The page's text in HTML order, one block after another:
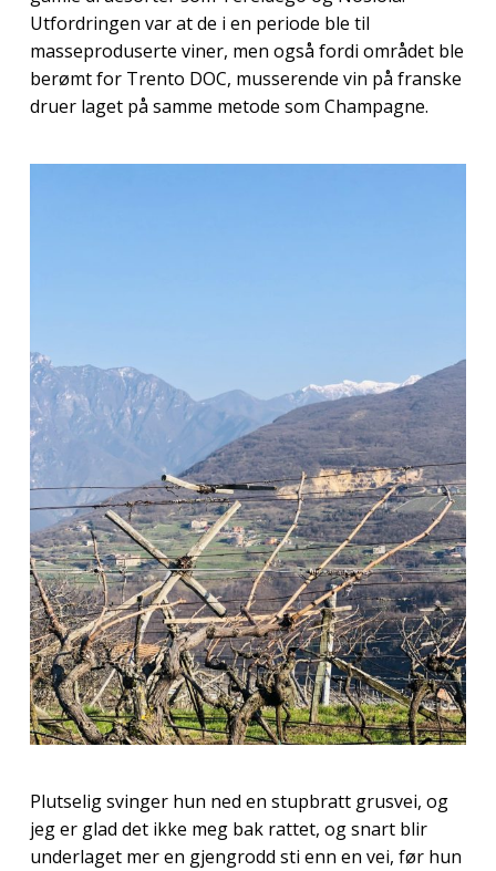
Utfordringen var at de i en periode ble til
masseproduserte viner, men også fordi området ble
berømt for Trento DOC, musserende vin på franske
druer laget på samme metode som Champagne.
Plutselig svinger hun ned en stupbratt grusvei, og
jeg er glad det ikke meg bak rattet, og snart blir
underlaget mer en gjengrodd sti enn en vei, før hun